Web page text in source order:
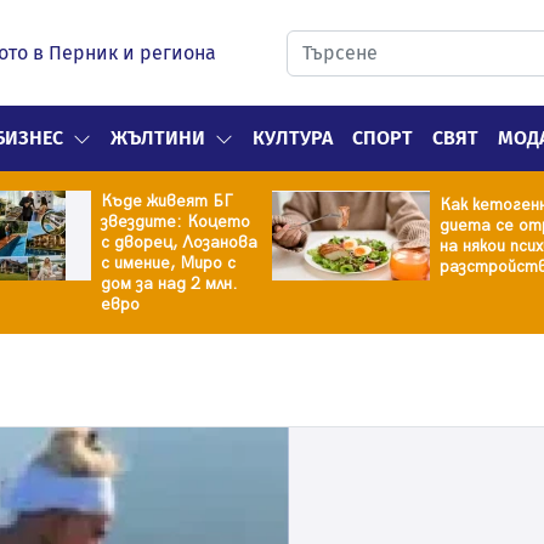
в Перник и региона
ЖЪЛТИНИ КУЛТУРА СПОРТ СВЯТ
Къде живеят БГ
звездите: Коцето
с дворец, Лозанова
с имение, Миро с
дом за над 2 млн.
евро
Как
диета се
на някои